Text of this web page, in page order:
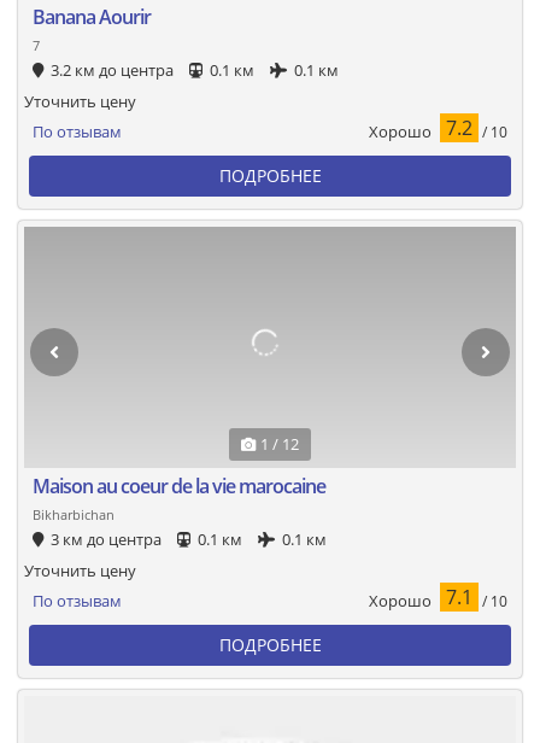
Banana Aourir
7
3.2 км до центра 0.1 км 0.1 км
По отзывам Хорошо 7.2 / 10
Уточнить цену
ПОДРОБНЕЕ
1 / 12
Maison au coeur de la vie marocaine
Bikharbichan
3 км до центра 0.1 км 0.1 км
По отзывам Хорошо 7.1 / 10
Уточнить цену
ПОДРОБНЕЕ